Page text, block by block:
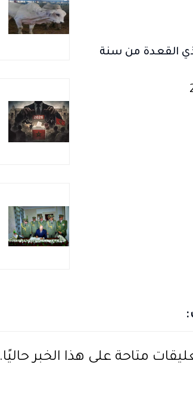
ذي القعدة من سنة
متاحة على هذا الخبر حاليًا.